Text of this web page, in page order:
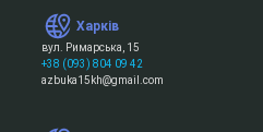
Харків
вул. Римарська, 15
+38 (093) 804 09 42
azbuka15kh@gmail.com